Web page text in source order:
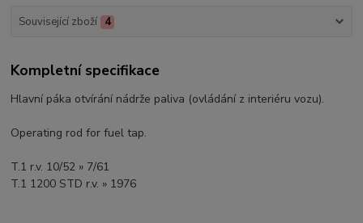
Související zboží 4
Kompletní specifikace
Hlavní páka otvírání nádrže paliva (ovládání z interiéru vozu).
Operating rod for fuel tap.
T.1 r.v. 10/52 » 7/61
T.1 1200 STD r.v. » 1976